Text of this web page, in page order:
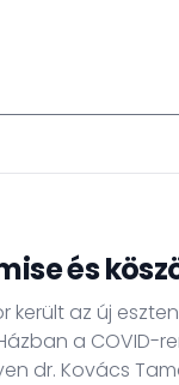
és
került az új
a COVID-
dr. Kovács